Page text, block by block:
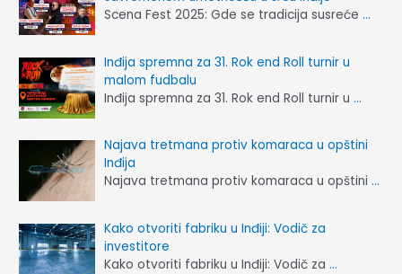
Scena Fest 2025: Gde se tradicija susreće…
Inđija spremna za 31. Rok end Roll turnir u
malom fudbalu
Inđija spremna za 31. Rok end Roll turnir u…
Najava tretmana protiv komaraca u opštini
Inđija
Najava tretmana protiv komaraca u opštini…
Kako otvoriti fabriku u Inđiji: Vodič za
investitore
Kako otvoriti fabriku u Inđiji: Vodič za…